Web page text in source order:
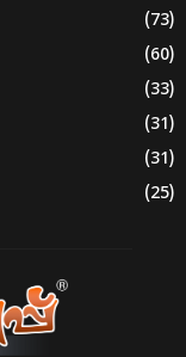
(73)
(60)
(33)
(31)
(31)
(25)